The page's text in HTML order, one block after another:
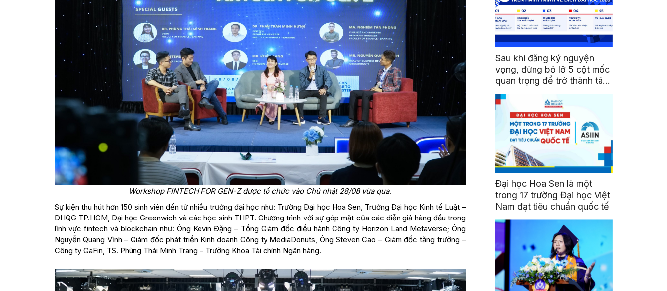
Workshop FINTECH FOR GEN-Z được tổ chức vào Chủ nhật 28/08 vừa qua.
Sự kiện thu hút hơn 150 sinh viên đến từ nhiều trường đại học như: Trường Đại học Hoa Sen, Trường Đại học Kinh tế Luật –
ĐHQG TP.HCM, Đại học Greenwich và các học sinh THPT. Chương trình với sự góp mặt của các diễn giả hàng đầu trong
lĩnh vực fintech và blockchain như: Ông Kevin Đặng – Tổng Giám đốc điều hành Công ty Horizon Land Metaverse; Ông
Nguyễn Quang Vĩnh – Giám đốc phát triển Kinh doanh Công ty MediaDonuts, Ông Steven Cao – Giám đốc tăng trưởng –
Công ty GaFin, TS. Phùng Thái Minh Trang – Trưởng Khoa Tài chính Ngân hàng.
Sau khi đăng ký nguyện
vọng, đừng bỏ lỡ 5 cột mốc
quan trọng để trở thành tân
sinh viên HSU
Đại học Hoa Sen là một
trong 17 trường Đại học Việt
Nam đạt tiêu chuẩn quốc tế